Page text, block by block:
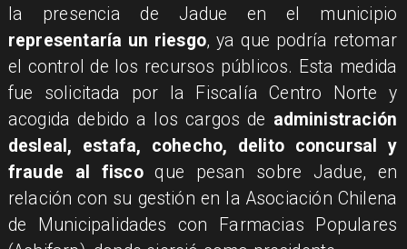
la presencia de Jadue en el municipio
representaría un riesgo, ya que podría retomar
el control de los recursos públicos. Esta medida
fue solicitada por la Fiscalía Centro Norte y
acogida debido a los cargos de administración
desleal, estafa, cohecho, delito concursal y
fraude al fiscoque pesan sobre Jadue, en
relación con su gestión en la Asociación Chilena
de Municipalidades con Farmacias Populares